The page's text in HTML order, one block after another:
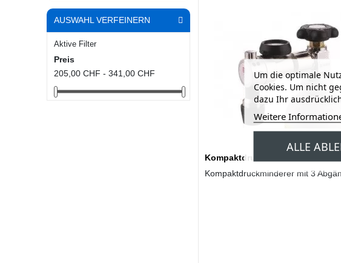
AUSWAHL VERFEINERN
Aktive Filter
Preis
205,00 CHF - 341,00 CHF
Kompaktdruckminderer REDOX
Kompaktdruckminderer mit 3
Um die optimale
Cookies. Um nicht
dazu Ihr
Weitere
ALLE